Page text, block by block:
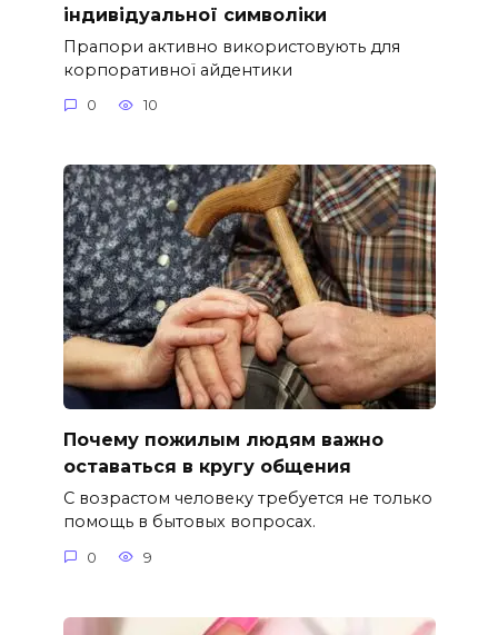
індивідуальної символіки
Прапори активно використовують для
корпоративної айдентики
0 10
Почему пожилым людям важно
оставаться в кругу общения
С возрастом человеку требуется не только
помощь в бытовых вопросах.
0 9